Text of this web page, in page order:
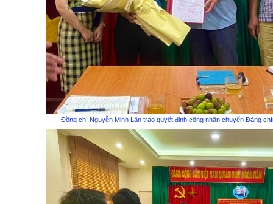
Đồng chí Nguyễn Minh Lân trao quyết định công nhận chuyển Đảng